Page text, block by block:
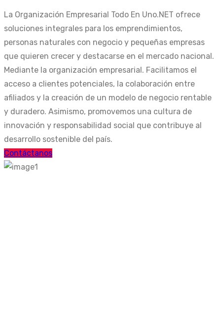
La Organización Empresarial Todo En Uno.NET ofrece
soluciones integrales para los emprendimientos,
personas naturales con negocio y pequeñas empresas
que quieren crecer y destacarse en el mercado nacional.
Mediante la organización empresarial. Facilitamos el
acceso a clientes potenciales, la colaboración entre
afiliados y la creación de un modelo de negocio rentable
y duradero. Asimismo, promovemos una cultura de
innovación y responsabilidad social que contribuye al
desarrollo sostenible del país.
Contáctanos